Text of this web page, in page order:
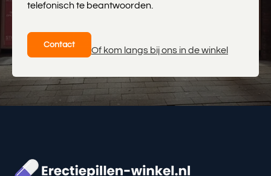
telefonisch te beantwoorden.
Contact
Of kom langs bij ons in de winkel